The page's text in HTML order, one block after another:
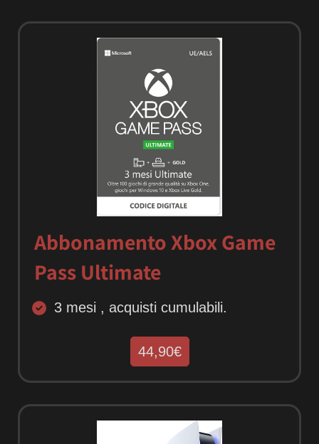
Abbonamento Xbox Game
Pass Ultimate
3 mesi , acquisti cumulabili.
44,90€